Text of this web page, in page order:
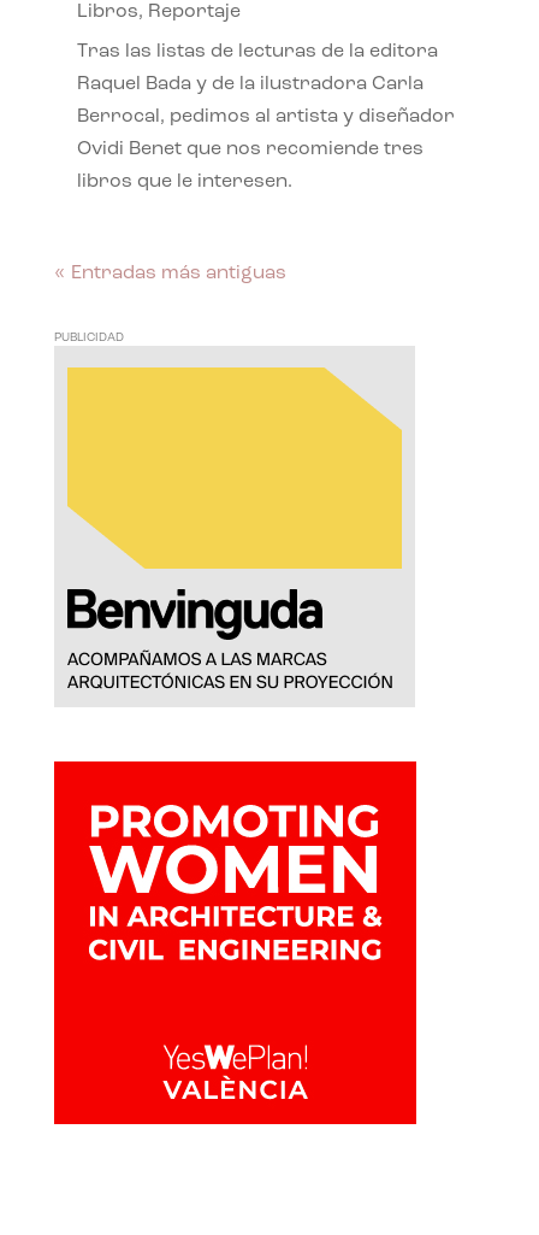
Libros, Reportaje
Tras las listas de lecturas de la editora
Raquel Bada y de la ilustradora Carla
Berrocal, pedimos al artista y diseñador
Ovidi Benet que nos recomiende tres
libros que le interesen.
« Entradas más antiguas
PUBLICIDAD